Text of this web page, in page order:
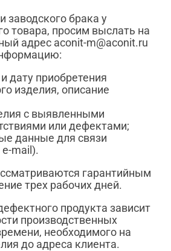
заводского брака у
товара, просим выслать на
адрес aconit-m@aconit.ru
дату приобретения
изделия, описание
с выявленными
или дефектами;
данные для связи
mail).
гарантийным
трех рабочих дней.
продукта зависит
производственных
необходимого на
до адреса клиента.